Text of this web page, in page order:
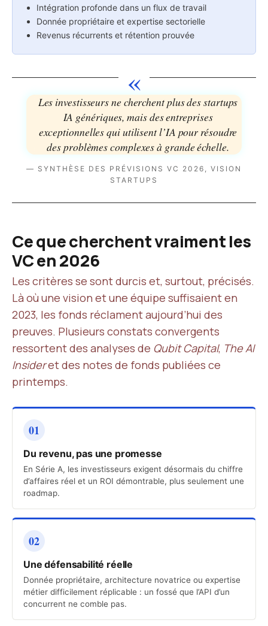
Intégration profonde dans un flux de travail
Donnée propriétaire et expertise sectorielle
Revenus récurrents et rétention prouvée
«
Les investisseurs ne cherchent plus des startups
IA génériques, mais des entreprises
exceptionnelles qui utilisent l’IA pour résoudre
des problèmes complexes à grande échelle.
— SYNTHÈSE DES PRÉVISIONS VC 2026, VISION
STARTUPS
Ce que cherchent vraiment les
VC en 2026
Les critères se sont durcis et, surtout, précisés.
Là où une vision et une équipe suffisaient en
2023, les fonds réclament aujourd’hui des
preuves. Plusieurs constats convergents
ressortent des analyses de Qubit Capital, The AI
Insideret des notes de fonds publiées ce
printemps.
01
Du revenu, pas une promesse
En Série A, les investisseurs exigent désormais du chiffre
d’affaires réel et un ROI démontrable, plus seulement une
roadmap.
02
Une défensabilité réelle
Donnée propriétaire, architecture novatrice ou expertise
métier difficilement réplicable : un fossé que l’API d’un
concurrent ne comble pas.